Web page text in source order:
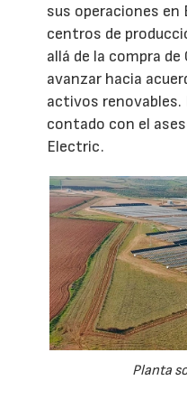
sus operaciones en
centros de
allá de la compra
avanzar hacia
activos renovables.
contado con el
Electric.
Planta